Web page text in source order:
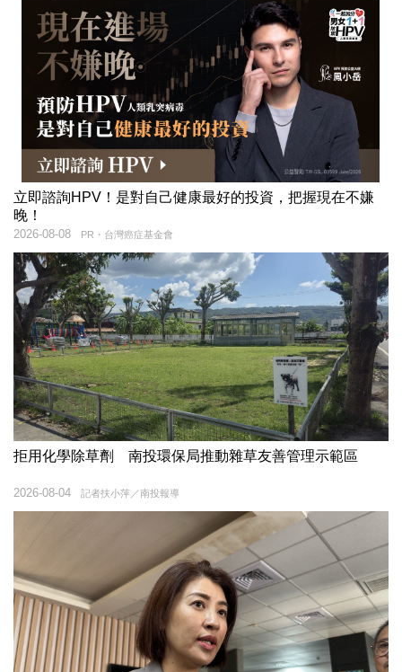
立即諮詢HPV！是對自己健康最好的投資，把握現在不嫌
晚！
PR・台灣癌症基金會
2026-08-08
拒用化學除草劑 南投環保局推動雜草友善管理示範區
記者扶小萍／南投報導
2026-08-04